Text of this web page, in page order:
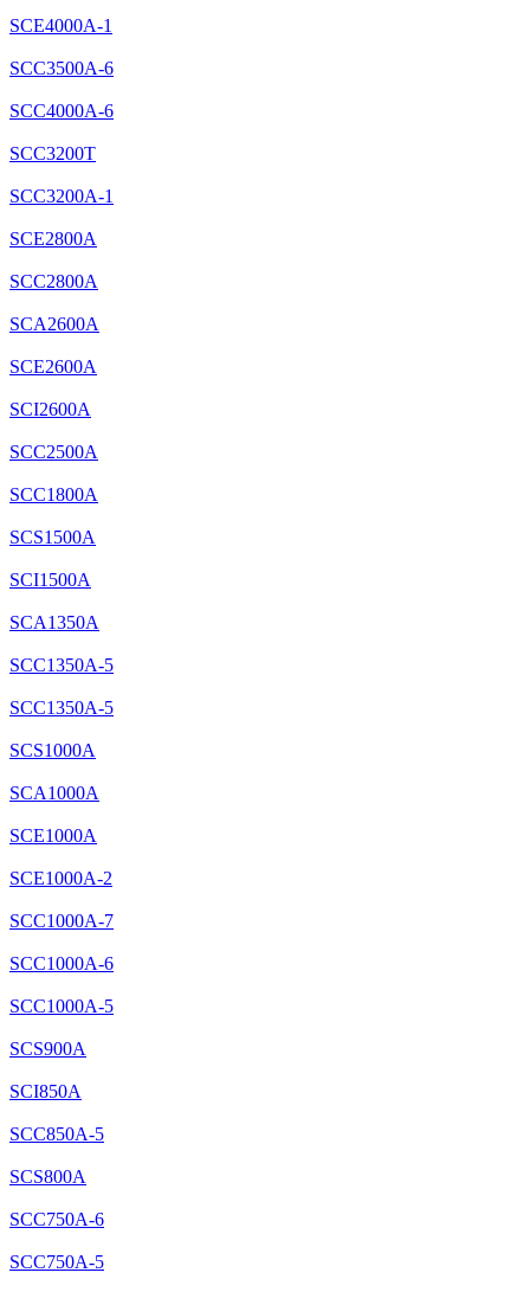
SCE4000A-1
SCC3500A-6
SCC4000A-6
SCC3200T
SCC3200A-1
SCE2800A
SCC2800A
SCA2600A
SCE2600A
SCI2600A
SCC2500A
SCC1800A
SCS1500A
SCI1500A
SCA1350A
SCC1350A-5
SCC1350A-5
SCS1000A
SCA1000A
SCE1000A
SCE1000A-2
SCC1000A-7
SCC1000A-6
SCC1000A-5
SCS900A
SCI850A
SCC850A-5
SCS800A
SCC750A-6
SCC750A-5